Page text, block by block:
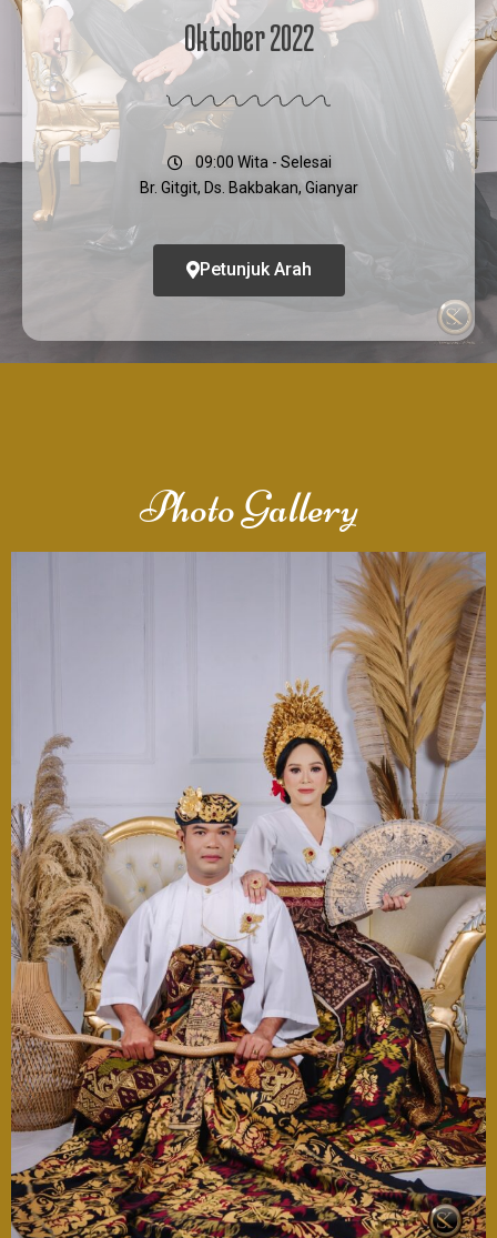
Ponk & Ucix
Kpd Bpk/Ibu/Saudara/i
Oktober 2022
09:00 Wita - Selesai
Br. Gitgit, Ds. Bakbakan, Gianyar
Petunjuk Arah
Photo Gallery